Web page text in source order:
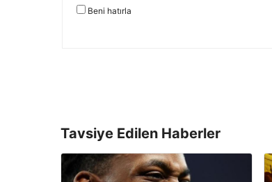
Beni hatırla
Tavsiye Edilen Haberler